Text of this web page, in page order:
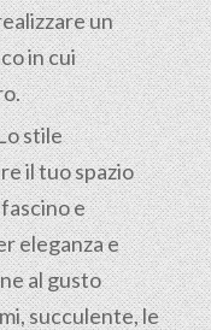
un
in cui
stile
il tuo spazio
e
eleganza e
al gusto
succulente, le